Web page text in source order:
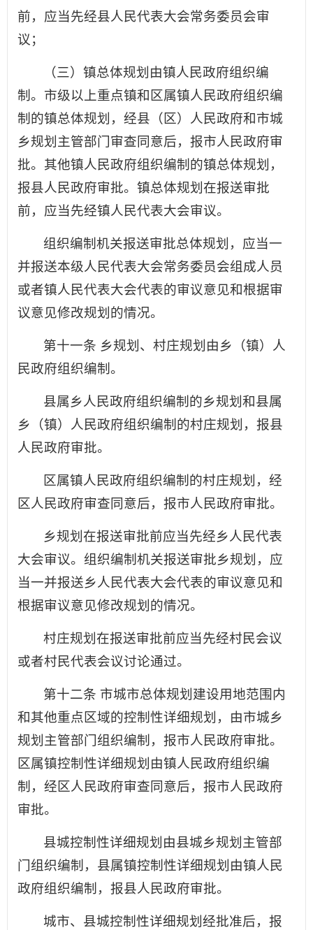
前，应当先经县人民代表大会常务委员会审
议；
（三）镇总体规划由镇人民政府组织编
制。市级以上重点镇和区属镇人民政府组织编
制的镇总体规划，经县（区）人民政府和市城
乡规划主管部门审查同意后，报市人民政府审
批。其他镇人民政府组织编制的镇总体规划，
报县人民政府审批。镇总体规划在报送审批
前，应当先经镇人民代表大会审议。
组织编制机关报送审批总体规划，应当一
并报送本级人民代表大会常务委员会组成人员
或者镇人民代表大会代表的审议意见和根据审
议意见修改规划的情况。
第十一条 乡规划、村庄规划由乡（镇）人
民政府组织编制。
县属乡人民政府组织编制的乡规划和县属
乡（镇）人民政府组织编制的村庄规划，报县
人民政府审批。
区属镇人民政府组织编制的村庄规划，经
区人民政府审查同意后，报市人民政府审批。
乡规划在报送审批前应当先经乡人民代表
大会审议。组织编制机关报送审批乡规划，应
当一并报送乡人民代表大会代表的审议意见和
根据审议意见修改规划的情况。
村庄规划在报送审批前应当先经村民会议
或者村民代表会议讨论通过。
第十二条 市城市总体规划建设用地范围内
和其他重点区域的控制性详细规划，由市城乡
规划主管部门组织编制，报市人民政府审批。
区属镇控制性详细规划由镇人民政府组织编
制，经区人民政府审查同意后，报市人民政府
审批。
县城控制性详细规划由县城乡规划主管部
门组织编制，县属镇控制性详细规划由镇人民
政府组织编制，报县人民政府审批。
城市、县城控制性详细规划经批准后，报